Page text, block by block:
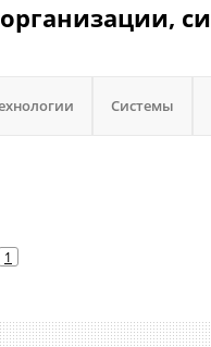
Системы
1